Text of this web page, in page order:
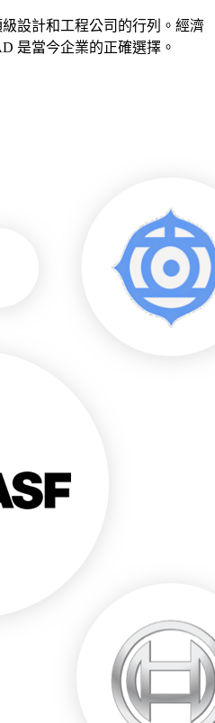
設計和工程公司的行列。經濟
是當今企業的正確選擇。